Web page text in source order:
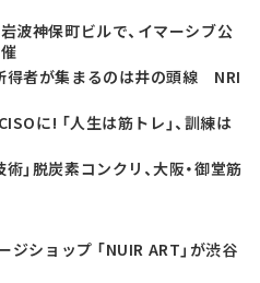
波神保町ビルで、イマーシブ公
得者が集まるのは井の頭線 NRI
に! 「人生は筋トレ」、訓練は
」脱炭素コンクリ、大阪・御堂筋
ジショップ 「NUIR ART」が渋谷